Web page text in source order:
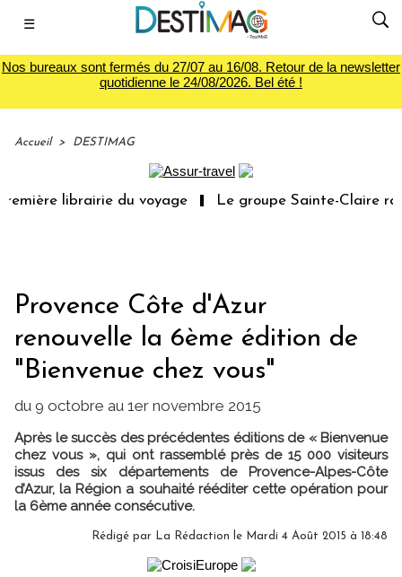
☰
Nos bureaux sont fermés du 27/07 au 16/08. Retour de la newsletter
quotidienne le 24/08/2026. Bel été !
Accueil > DESTIMAG
librairie du voyage Le groupe Sainte-Claire
Provence Côte d'Azur
renouvelle la 6ème édition de
"Bienvenue chez vous"
du 9 octobre au 1er novembre 2015
Après le succès des précédentes éditions de « Bienvenue
chez vous », qui ont rassemblé près de 15 000 visiteurs
issus des six départements de Provence-Alpes-Côte
d’Azur, la Région a souhaité rééditer cette opération pour
la 6ème année consécutive.
Rédigé par La Rédaction le Mardi 4 Août 2015 à 18:48